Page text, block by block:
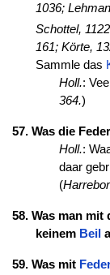
1036;
Schottel, 1122
161; Körte,
Sammle das
Holl.:
364.)
57. Was die
Holl.:
daar
(
58. Was man
keinem Beil
59. Was mit